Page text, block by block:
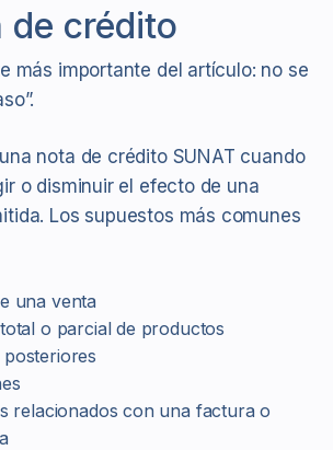
de crédito
más importante del artículo: no se
nota de crédito SUNAT cuando
o disminuir el efecto de una
Los supuestos más comunes
una venta
o parcial de productos
relacionados con una factura o